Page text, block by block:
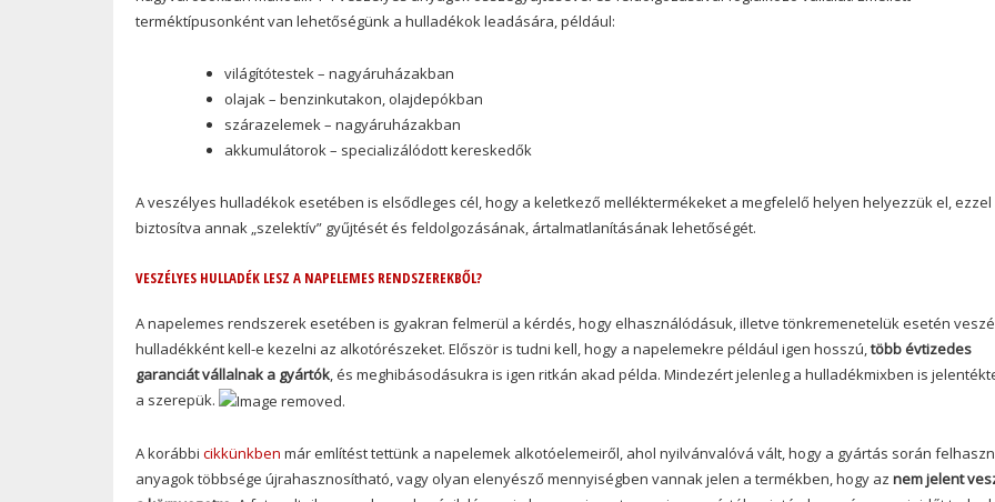
terméktípusonként van lehetőségünk a hulladékok leadására, például:
világítótestek – nagyáruházakban
olajak – benzinkutakon, olajdepókban
szárazelemek – nagyáruházakban
akkumulátorok – specializálódott kereskedők
A veszélyes hulladékok esetében is elsődleges cél, hogy a keletkező melléktermékeket a megfelelő helyen helyezzük el, ezzel
biztosítva annak „szelektív” gyűjtését és feldolgozásának, ártalmatlanításának lehetőségét.
VESZÉLYES HULLADÉK LESZ A NAPELEMES RENDSZEREKBŐL?
A napelemes rendszerek esetében is gyakran felmerül a kérdés, hogy elhasználódásuk, illetve tönkremenetelük esetén
hulladékként kell-e kezelni az alkotórészeket. Először is tudni kell, hogy a napelemekre például igen hosszú,több évtizedes
garanciát vállalnak a gyártók, és meghibásodásukra is igen ritkán akad példa. Mindezért jelenleg a hulladékmixben is
a szerepük.
A korábbi cikkünkben már említést tettünk a napelemek alkotóelemeiről, ahol nyilvánvalóvá vált, hogy a gyártás során
anyagok többsége újrahasznosítható, vagy olyan elenyésző mennyiségben vannak jelen a termékben, hogy az nem jelent